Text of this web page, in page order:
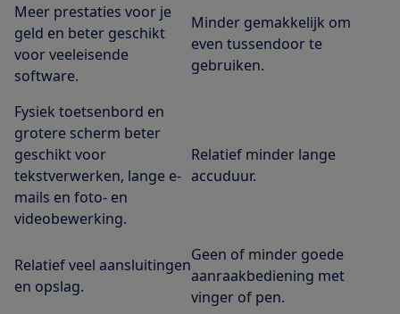
Meer prestaties voor je
geld en beter geschikt
voor veeleisende
software.
Minder gemakkelijk om
even tussendoor te
gebruiken.
Fysiek toetsenbord en
grotere scherm beter
geschikt voor
tekstverwerken, lange e-
mails en foto- en
videobewerking.
Relatief minder lange
accuduur.
Relatief veel aansluitingen
en opslag.
Geen of minder goede
aanraakbediening met
vinger of pen.